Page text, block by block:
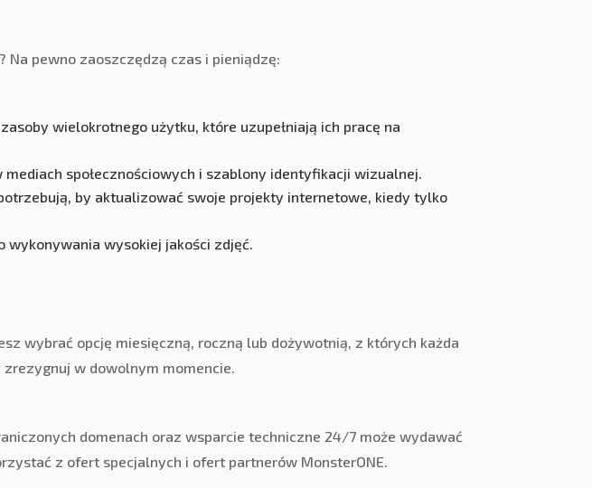
pewno zaoszczędzą czas i pieniądzę:
wielokrotnego użytku, które uzupełniają ich pracę na
społecznościowych i szablony identyfikacji wizualnej.
by aktualizować swoje projekty internetowe, kiedy tylko
wysokiej jakości zdjęć.
wybrać opcję miesięczną, roczną lub dożywotnią, z których każda
w dowolnym momencie.
domenach oraz wsparcie techniczne 24/7 może wydawać
z ofert specjalnych i ofert partnerów MonsterONE.